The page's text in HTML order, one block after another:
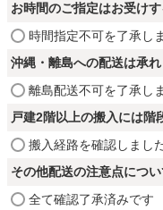
ファブリック
カーテン
ラグ
お時間のご指定はお受け
時間指定不可を了承し
沖縄・離島への配送は承れ
離島配送不可を了承し
戸建2階以上の搬入には階
搬入経路を確認しまし
その他配送の注意点につい
全て確認了承済みです